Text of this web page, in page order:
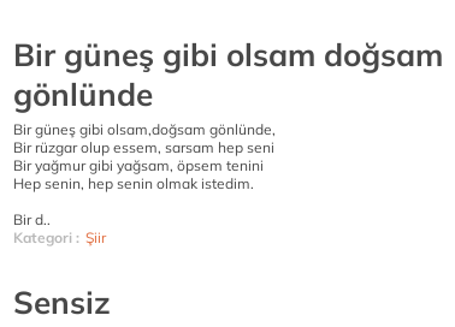
Bir güneş gibi olsam doğsam
gönlünde
Bir güneş gibi olsam,doğsam gönlünde,
Bir rüzgar olup essem, sarsam hep seni
Bir yağmur gibi yağsam, öpsem tenini
Hep senin, hep senin olmak istedim.
Bir d..
Kategori : Şiir
Sensiz